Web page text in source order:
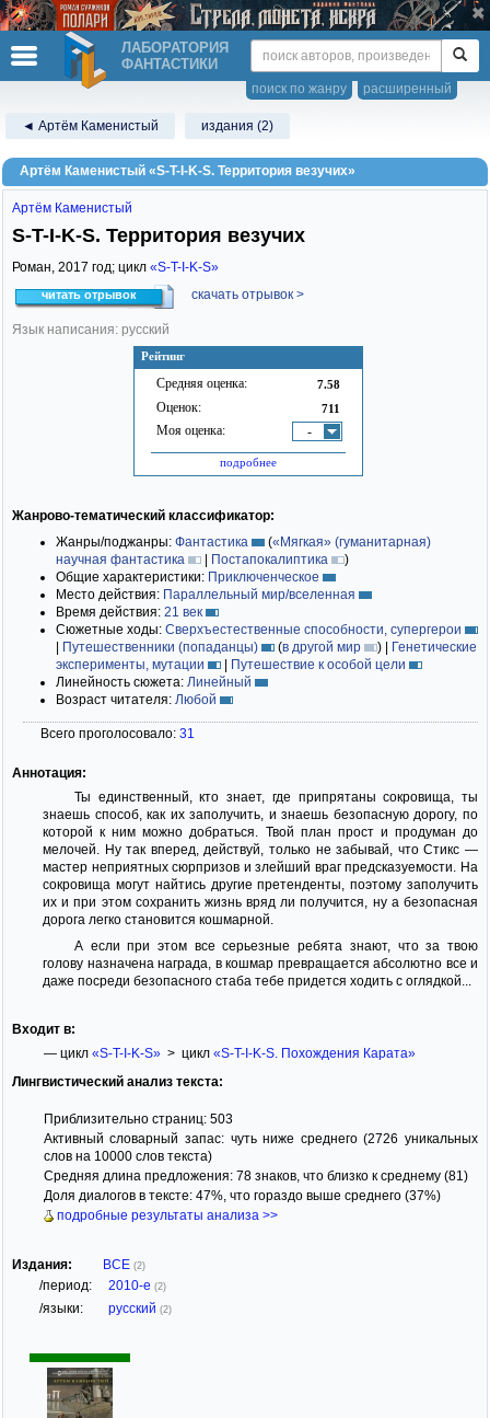
ЛАБОРАТОРИЯ
ФАНТАСТИКИ
расширенный
поиск по жанру
◄ Артём Каменистый издания (2)
Артём Каменистый «S-T-I-K-S. Территория везучих»
Рейтинг
Средняя оценка: 7.58
Оценок: 711
Моя оценка: -
подробнее
Артём Каменистый
S-T-I-K-S. Территория везучих
Роман, 2017 год; цикл «S-T-I-K-S»
читать отрывок скачать отрывок >
Язык написания: русский
Жанрово-тематический классификатор:
Жанры/поджанры: Фантастика («Мягкая» (гуманитарная)
научная фантастика
| Постапокалиптика
)
Общие характеристики: Приключенческое
Место действия: Параллельный мир/вселенная
Время действия: 21 век
Сюжетные ходы: Сверхъестественные способности, супергерои
| Путешественники (попаданцы) (в другой мир ) | Генетические
эксперименты, мутации
| Путешествие к особой цели
Линейность сюжета: Линейный
Возраст читателя: Любой
Всего проголосовало: 31
Аннотация:
Ты единственный, кто знает, где припрятаны сокровища, ты
знаешь способ, как их заполучить, и знаешь безопасную дорогу, по
которой к ним можно добраться. Твой план прост и продуман до
мелочей. Ну так вперед, действуй, только не забывай, что Стикс —
мастер неприятных сюрпризов и злейший враг предсказуемости. На
сокровища могут найтись другие претенденты, поэтому заполучить
их и при этом сохранить жизнь вряд ли получится, ну а безопасная
дорога легко становится кошмарной.
А если при этом все серьезные ребята знают, что за твою
голову назначена награда, в кошмар превращается абсолютно все и
даже посреди безопасного стаба тебе придется ходить с оглядкой...
Входит в:
— цикл «S-T-I-K-S»> цикл «S-T-I-K-S. Похождения Карата»
Лингвистический анализ текста:
Приблизительно страниц: 503
Активный словарный запас: чуть ниже среднего (2726 уникальных
слов на 10000 слов текста)
Средняя длина предложения: 78 знаков, что близко к среднему (81)
Доля диалогов в тексте: 47%, что гораздо выше среднего (37%)
подробные результаты анализа >>
Издания: ВСЕ (2)
/период: 2010-е (2)
/языки: русский (2)